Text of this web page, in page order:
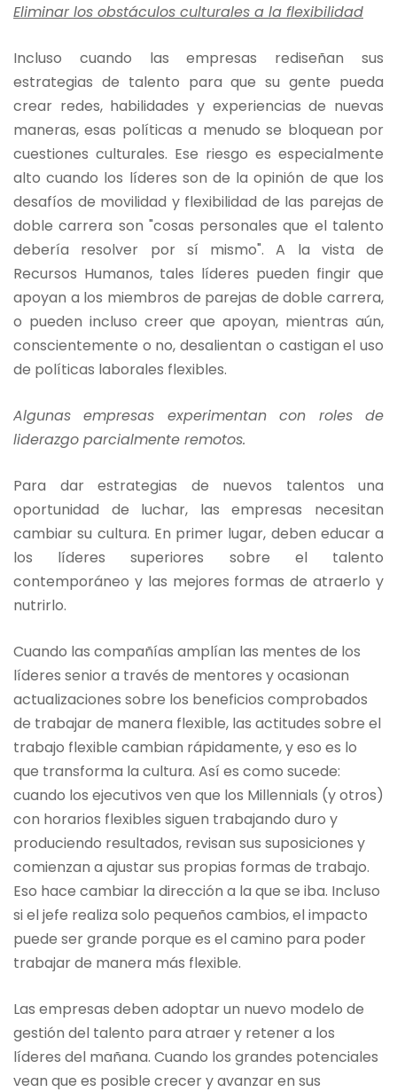
Eliminar los obstáculos culturales a la flexibilidad
Incluso cuando las empresas rediseñan sus
estrategias de talento para que su gente pueda
crear redes, habilidades y experiencias de nuevas
maneras, esas políticas a menudo se bloquean por
cuestiones culturales. Ese riesgo es especialmente
alto cuando los líderes son de la opinión de que los
desafíos de movilidad y flexibilidad de las parejas de
doble carrera son "cosas personales que el talento
debería resolver por sí mismo". A la vista de
Recursos Humanos, tales líderes pueden fingir que
apoyan a los miembros de parejas de doble carrera,
o pueden incluso creer que apoyan, mientras aún,
conscientemente o no, desalientan o castigan el uso
de políticas laborales flexibles.
Algunas empresas experimentan con roles de
liderazgo parcialmente remotos.
Para dar estrategias de nuevos talentos una
oportunidad de luchar, las empresas necesitan
cambiar su cultura. En primer lugar, deben educar a
los líderes superiores sobre el talento
contemporáneo y las mejores formas de atraerlo y
nutrirlo.
Cuando las compañías amplían las mentes de los
líderes senior a través de mentores y ocasionan
actualizaciones sobre los beneficios comprobados
de trabajar de manera flexible, las actitudes sobre el
trabajo flexible cambian rápidamente, y eso es lo
que transforma la cultura. Así es como sucede:
cuando los ejecutivos ven que los Millennials (y otros)
con horarios flexibles siguen trabajando duro y
produciendo resultados, revisan sus suposiciones y
comienzan a ajustar sus propias formas de trabajo.
Eso hace cambiar la dirección a la que se iba. Incluso
si el jefe realiza solo pequeños cambios, el impacto
puede ser grande porque es el camino para poder
trabajar de manera más flexible.
Las empresas deben adoptar un nuevo modelo de
gestión del talento para atraer y retener a los
líderes del mañana. Cuando los grandes potenciales
vean que es posible crecer y avanzar en sus